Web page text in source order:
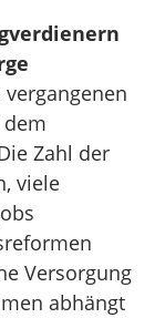
dem
Zahl der
viele
Versorgung
abhängt